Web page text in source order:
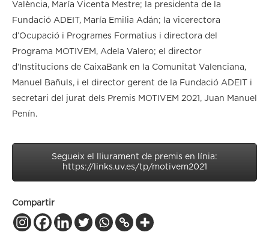
València, María Vicenta Mestre; la presidenta de la
Fundació ADEIT, María Emilia Adán; la vicerectora
d’Ocupació i Programes Formatius i directora del
Programa MOTIVEM, Adela Valero; el director
d’Institucions de CaixaBank en la Comunitat Valenciana,
Manuel Bañuls, i el director gerent de la Fundació ADEIT i
secretari del jurat dels Premis MOTIVEM 2021, Juan Manuel
Penín.
Segueix el lliurament de premis en línia:
https://links.uv.es/tp/motivem2021
Compartir